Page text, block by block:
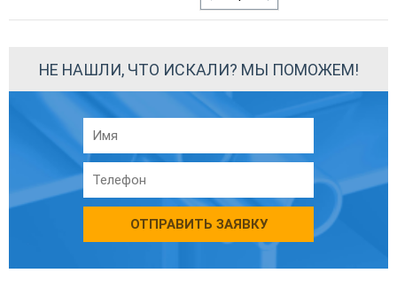
НЕ НАШЛИ, ЧТО ИСКАЛИ? МЫ ПОМОЖЕМ!
ОТПРАВИТЬ ЗАЯВКУ